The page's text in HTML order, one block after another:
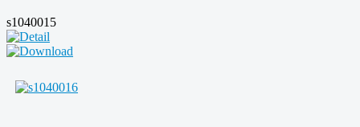
s1040015